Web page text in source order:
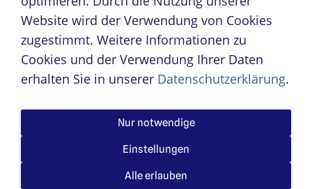
Website wird der Verwendung von Cookies
zugestimmt. Weitere Informationen zu
Cookies und der Verwendung Ihrer Daten
erhalten Sie in unserer Datenschutzerklärung.
Nur notwendige
Einstellungen
Alle erlauben